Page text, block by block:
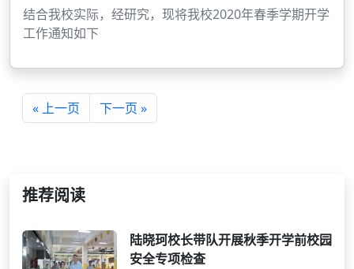
结合我校实际，经研究，现将我校2020年春季学期开学
工作通知如下
« 上一页 下一页 »
推荐阅读
陆晓珂校长带队开展秋季开学前校园
安全专项检查